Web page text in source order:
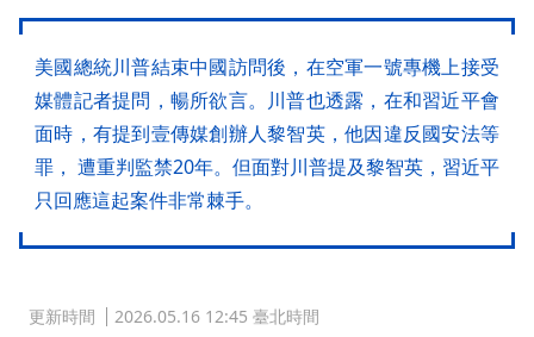
美國總統川普結束中國訪問後，在空軍一號專機上接受
媒體記者提問，暢所欲言。川普也透露，在和習近平會
面時，有提到壹傳媒創辦人黎智英，他因違反國安法等
罪， 遭重判監禁20年。但面對川普提及黎智英，習近平
只回應這起案件非常棘手。
更新時間 2026.05.16 12:45 臺北時間